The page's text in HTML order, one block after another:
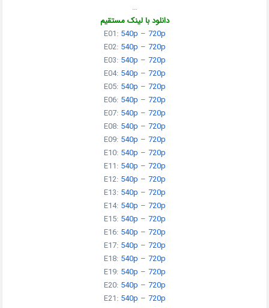
…
دانلود با لینک مستقیم
E01: 540p – 720p
E02: 540p – 720p
E03: 540p – 720p
E04: 540p – 720p
E05: 540p – 720p
E06: 540p – 720p
E07: 540p – 720p
E08: 540p – 720p
E09: 540p – 720p
E10: 540p – 720p
E11: 540p – 720p
E12: 540p – 720p
E13: 540p – 720p
E14: 540p – 720p
E15: 540p – 720p
E16: 540p – 720p
E17: 540p – 720p
E18: 540p – 720p
E19: 540p – 720p
E20: 540p – 720p
E21: 540p – 720p